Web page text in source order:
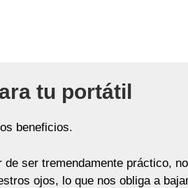
tu portátil
beneficios.
ser tremendamente práctico,
ojos, lo que nos obliga a